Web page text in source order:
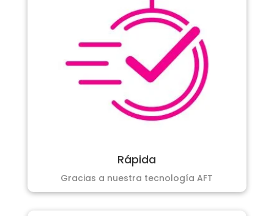
Rápida
Gracias a nuestra tecnología AFT